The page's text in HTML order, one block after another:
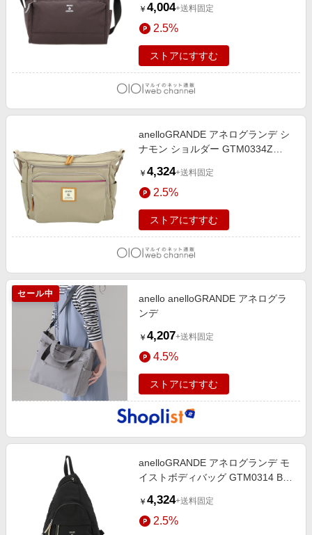
￥ 4,004+送料固定
2.5%
ストアにすすむ
anelloGRANDE アネログランデ シ
ナモン ショルダー GTM0334Z
￥ 4,324+送料固定
2.5%
ストアにすすむ
セール中
anello anelloGRANDE アネログラ
ンデ
￥ 4,207+送料固定
4.5%
ストアにすすむ
anelloGRANDE アネログランデ モ
イストボディバッグ GTM0314 BK.
￥ 4,324+送料固定
2.5%